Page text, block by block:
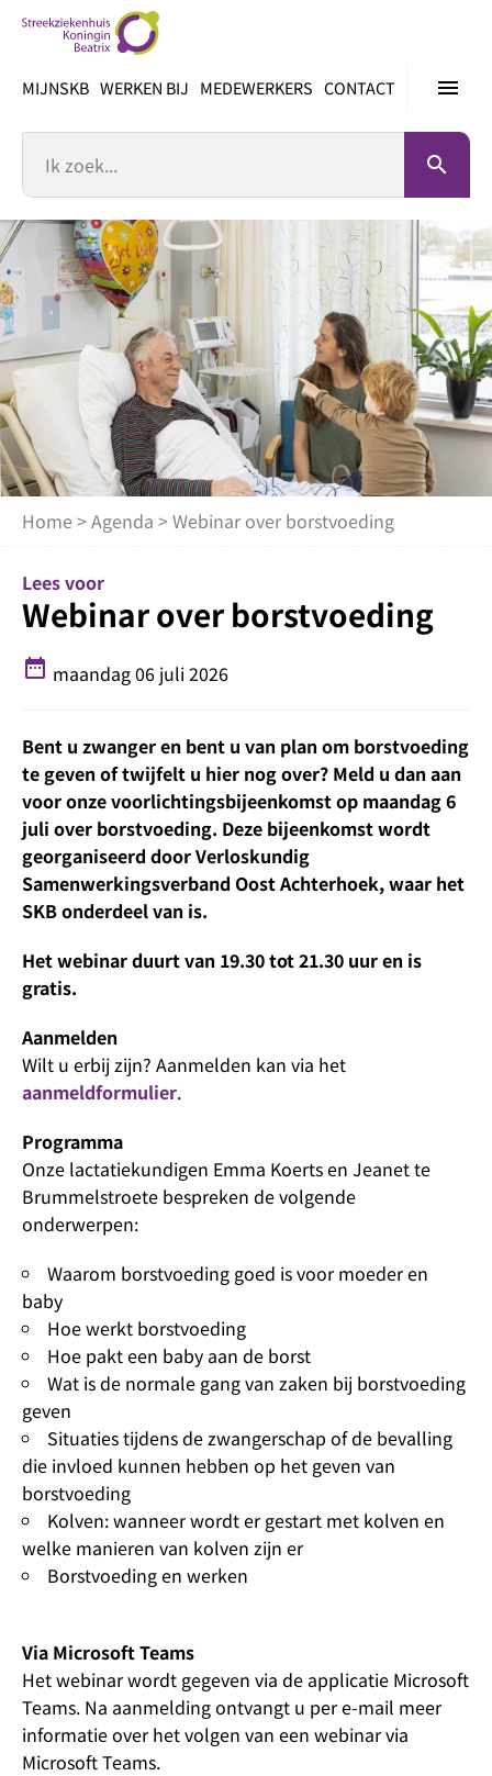
inhoud
menu
MIJNSKB WERKEN BIJ MEDEWERKERS CONTACT
search
Home >Agenda > Webinar over borstvoeding
Lees voor
Webinar over borstvoeding
date_range maandag 06 juli 2026
Bent u zwanger en bent u van plan om borstvoeding
te geven of twijfelt u hier nog over? Meld u dan aan
voor onze voorlichtingsbijeenkomst op maandag 6
juli over borstvoeding. Deze bijeenkomst wordt
georganiseerd door Verloskundig
Samenwerkingsverband Oost Achterhoek, waar het
SKB onderdeel van is.
Het webinar duurt van 19.30 tot 21.30 uur en is
gratis.
Aanmelden
Wilt u erbij zijn? Aanmelden kan via het
aanmeldformulier.
Programma
Onze lactatiekundigen Emma Koerts en Jeanet te
Brummelstroete bespreken de volgende
onderwerpen:
Waarom borstvoeding goed is voor moeder en
baby
Hoe werkt borstvoeding
Hoe pakt een baby aan de borst
Wat is de normale gang van zaken bij borstvoeding
geven
Situaties tijdens de zwangerschap of de bevalling
die invloed kunnen hebben op het geven van
borstvoeding
Kolven: wanneer wordt er gestart met kolven en
welke manieren van kolven zijn er
Borstvoeding en werken
Via Microsoft Teams
Het webinar wordt gegeven via de applicatie Microsoft
Teams. Na aanmelding ontvangt u per e-mail meer
informatie over het volgen van een webinar via
Microsoft Teams.